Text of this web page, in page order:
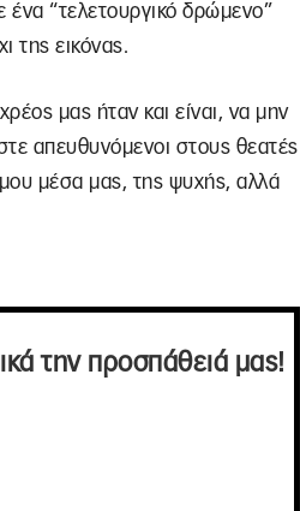
“τελετουργικό δρώμενο”
της εικόνας.
μας ήταν και είναι, να μην
απευθυνόμενοι στους θεατές
μέσα μας, της ψυχής, αλλά
την προσπάθειά μας!